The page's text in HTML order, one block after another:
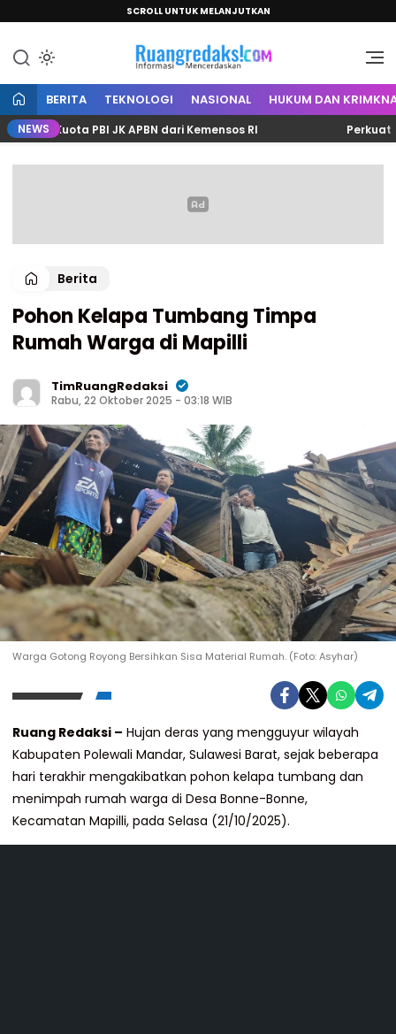
SCROLL UNTUK MELANJUTKAN
Ruang Redaksi
Informasi Mencerdaskan
BERITA TEKNOLOGI NASIONAL HUKUM DAN
NEWS
Kuota PBI JK APBN dari Kemensos RI Perkuat
Berita
Pohon Kelapa Tumbang Timpa
Rumah Warga di Mapilli
TimRuangRedaksi
Rabu, 22 Oktober 2025 - 03:18 WIB
Warga Gotong Royong Bersihkan Sisa Material Rumah. (Foto: Asyhar)
Ruang Redaksi – Hujan deras yang mengguyur wilayah
Kabupaten Polewali Mandar, Sulawesi Barat, sejak beberapa
hari terakhir mengakibatkan pohon kelapa tumbang dan
menimpah rumah warga di Desa Bonne-Bonne,
Kecamatan Mapilli, pada Selasa (21/10/2025).